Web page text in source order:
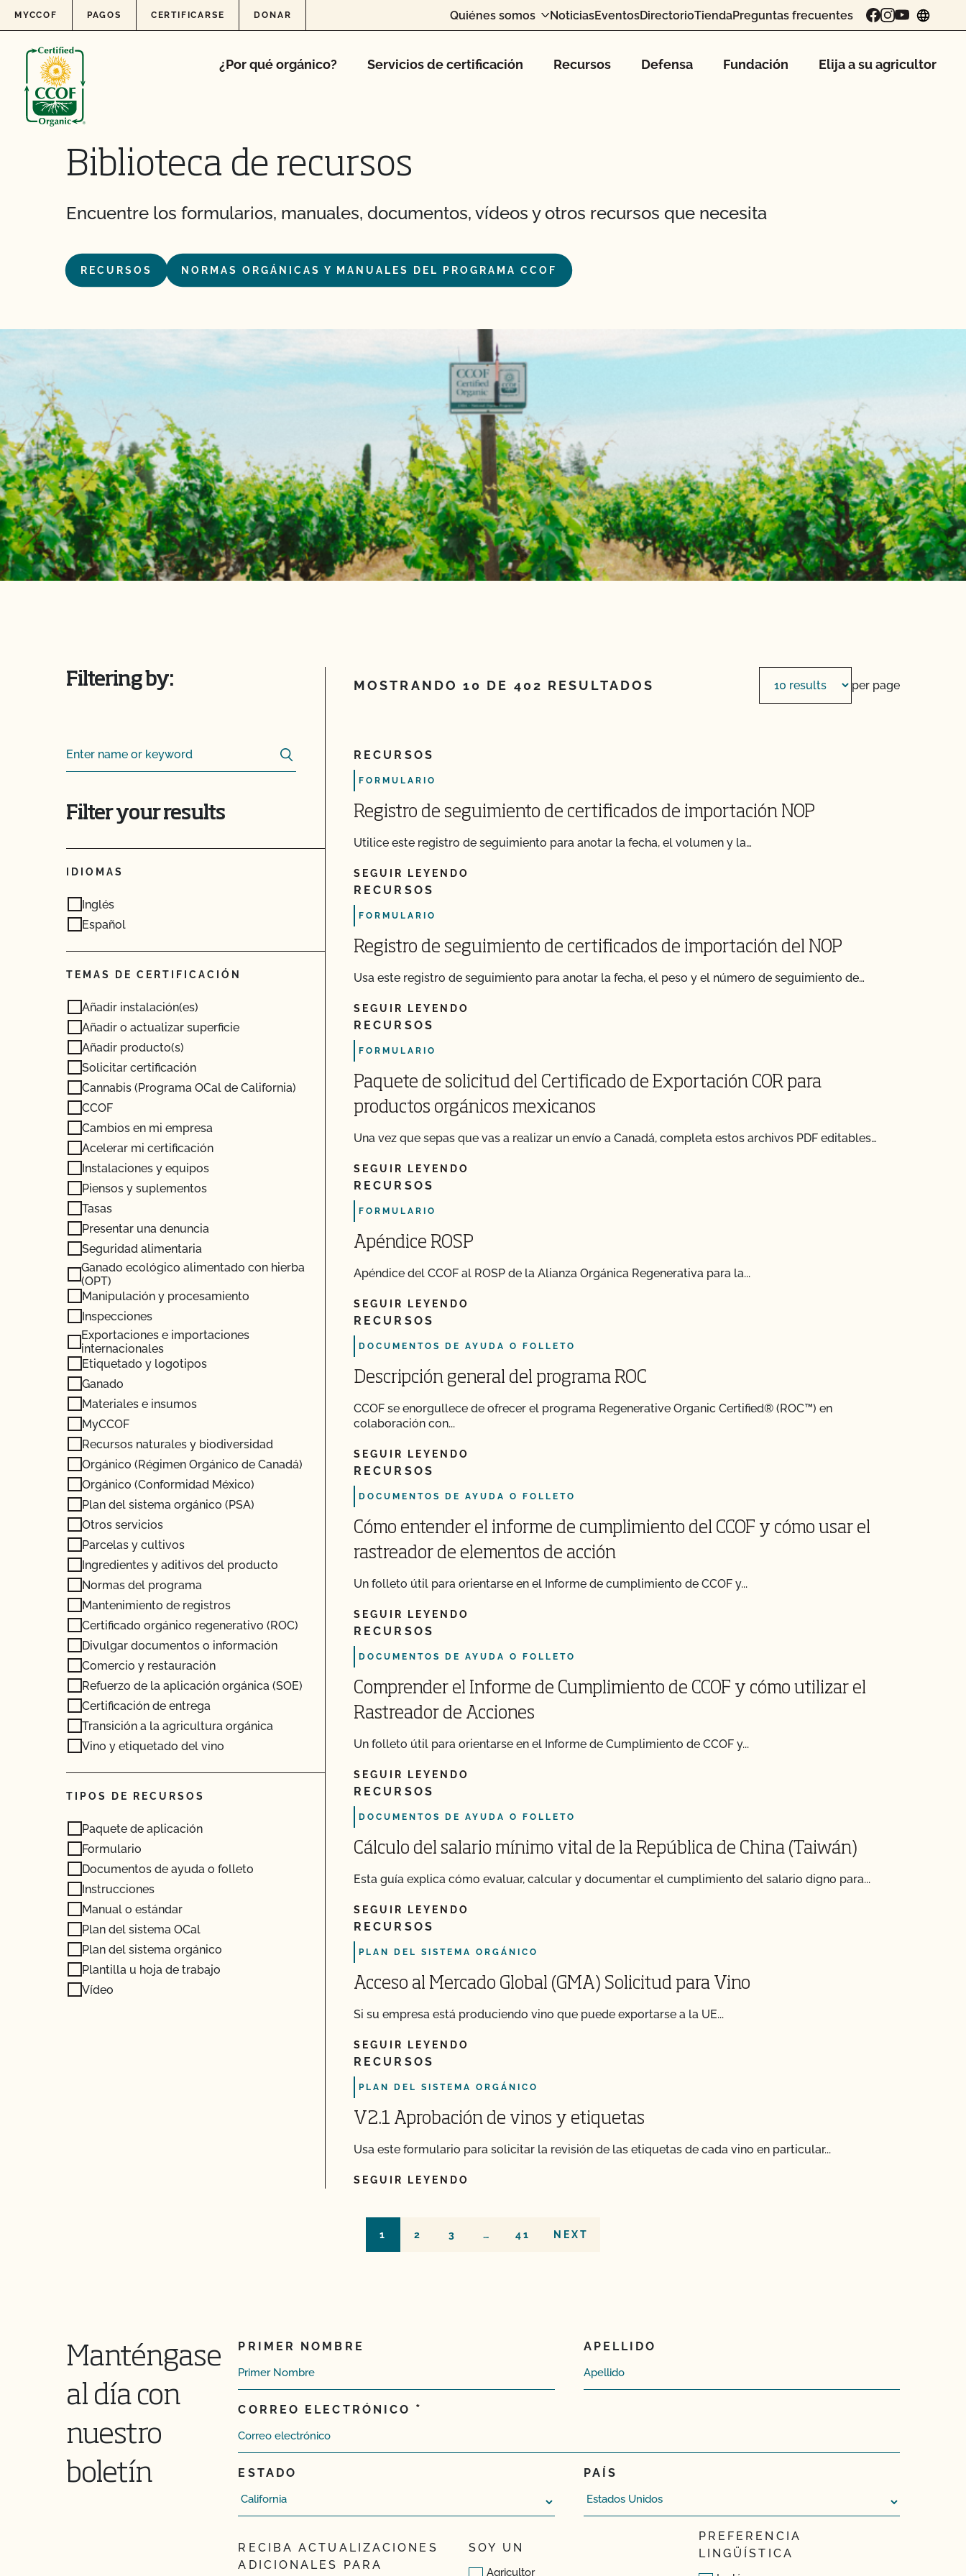
Skip to content
MYCCOF PAGOS CERTIFICARSE DONAR Quiénes somos NoticiasEventosDirectorioTiendaPreguntas frecuentes
¿Por qué orgánico? Servicios de certificación Recursos Defensa Fundación Elija a su agricultor
Biblioteca de recursos
Encuentre los formularios, manuales, documentos, vídeos y otros recursos que necesita
RECURSOS NORMAS ORGÁNICAS Y MANUALES DEL PROGRAMA CCOF
Filtering by:
Search
Filter your results
IDIOMAS
Inglés
Español
TEMAS DE CERTIFICACIÓN
Añadir instalación(es)
Añadir o actualizar superficie
Añadir producto(s)
Solicitar certificación
Cannabis (Programa OCal de California)
CCOF
Cambios en mi empresa
Acelerar mi certificación
Instalaciones y equipos
Piensos y suplementos
Tasas
Presentar una denuncia
Seguridad alimentaria
Ganado ecológico alimentado con hierba
(OPT)
Manipulación y procesamiento
Inspecciones
Exportaciones e importaciones
internacionales
Etiquetado y logotipos
Ganado
Materiales e insumos
MyCCOF
Recursos naturales y biodiversidad
Orgánico (Régimen Orgánico de Canadá)
Orgánico (Conformidad México)
Plan del sistema orgánico (PSA)
Otros servicios
Parcelas y cultivos
Ingredientes y aditivos del producto
Normas del programa
Mantenimiento de registros
Certificado orgánico regenerativo (ROC)
Divulgar documentos o información
Comercio y restauración
Refuerzo de la aplicación orgánica (SOE)
Certificación de entrega
Transición a la agricultura orgánica
Vino y etiquetado del vino
TIPOS DE RECURSOS
Paquete de aplicación
Formulario
Documentos de ayuda o folleto
Instrucciones
Manual o estándar
Plan del sistema OCal
Plan del sistema orgánico
Plantilla u hoja de trabajo
Vídeo
MOSTRANDO 10 DE 402 RESULTADOS per page
RECURSOS
FORMULARIO
Registro de seguimiento de certificados de importación NOP
Utilice este registro de seguimiento para anotar la fecha, el volumen y la…
SEGUIR LEYENDO
RECURSOS
FORMULARIO
Registro de seguimiento de certificados de importación del NOP
Usa este registro de seguimiento para anotar la fecha, el peso y el número de seguimiento de…
SEGUIR LEYENDO
RECURSOS
FORMULARIO
Paquete de solicitud del Certificado de Exportación COR para
productos orgánicos mexicanos
Una vez que sepas que vas a realizar un envío a Canadá, completa estos archivos PDF editables…
SEGUIR LEYENDO
RECURSOS
FORMULARIO
Apéndice ROSP
Apéndice del CCOF al ROSP de la Alianza Orgánica Regenerativa para la...
SEGUIR LEYENDO
RECURSOS
DOCUMENTOS DE AYUDA O FOLLETO
Descripción general del programa ROC
CCOF se enorgullece de ofrecer el programa Regenerative Organic Certified® (ROC™) en
colaboración con...
SEGUIR LEYENDO
RECURSOS
DOCUMENTOS DE AYUDA O FOLLETO
Cómo entender el informe de cumplimiento del CCOF y cómo usar el
rastreador de elementos de acción
Un folleto útil para orientarse en el Informe de cumplimiento de CCOF y...
SEGUIR LEYENDO
RECURSOS
DOCUMENTOS DE AYUDA O FOLLETO
Comprender el Informe de Cumplimiento de CCOF y cómo utilizar el
Rastreador de Acciones
Un folleto útil para orientarse en el Informe de Cumplimiento de CCOF y...
SEGUIR LEYENDO
RECURSOS
DOCUMENTOS DE AYUDA O FOLLETO
Cálculo del salario mínimo vital de la República de China (Taiwán)
Esta guía explica cómo evaluar, calcular y documentar el cumplimiento del salario digno para...
SEGUIR LEYENDO
RECURSOS
PLAN DEL SISTEMA ORGÁNICO
Acceso al Mercado Global (GMA) Solicitud para Vino
Si su empresa está produciendo vino que puede exportarse a la UE...
SEGUIR LEYENDO
RECURSOS
PLAN DEL SISTEMA ORGÁNICO
V2.1 Aprobación de vinos y etiquetas
Usa este formulario para solicitar la revisión de las etiquetas de cada vino en particular...
SEGUIR LEYENDO
1 2 3 … 41 NEXT
Manténgase
al día con
nuestro
boletín
PRIMER NOMBRE APELLIDO
CORREO ELECTRÓNICO
ESTADO PAÍS
RECIBA ACTUALIZACIONES
ADICIONALES PARA
SOY UN
Agricultor
PREFERENCIA
LINGÜÍSTICA